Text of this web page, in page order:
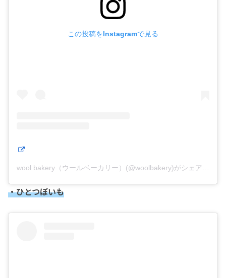
この投稿をInstagramで見る
・ひとつぼいも